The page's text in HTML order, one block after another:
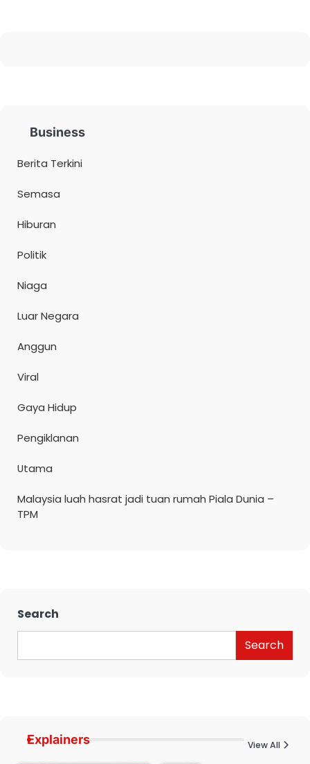
Business
Berita Terkini
Semasa
Hiburan
Politik
Niaga
Luar Negara
Anggun
Viral
Gaya Hidup
Pengiklanan
Utama
Malaysia luah hasrat jadi tuan rumah Piala Dunia –
TPM
Search
Search
Explainers View All